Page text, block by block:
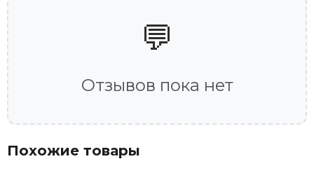
💬
Отзывов пока нет
Похожие товары